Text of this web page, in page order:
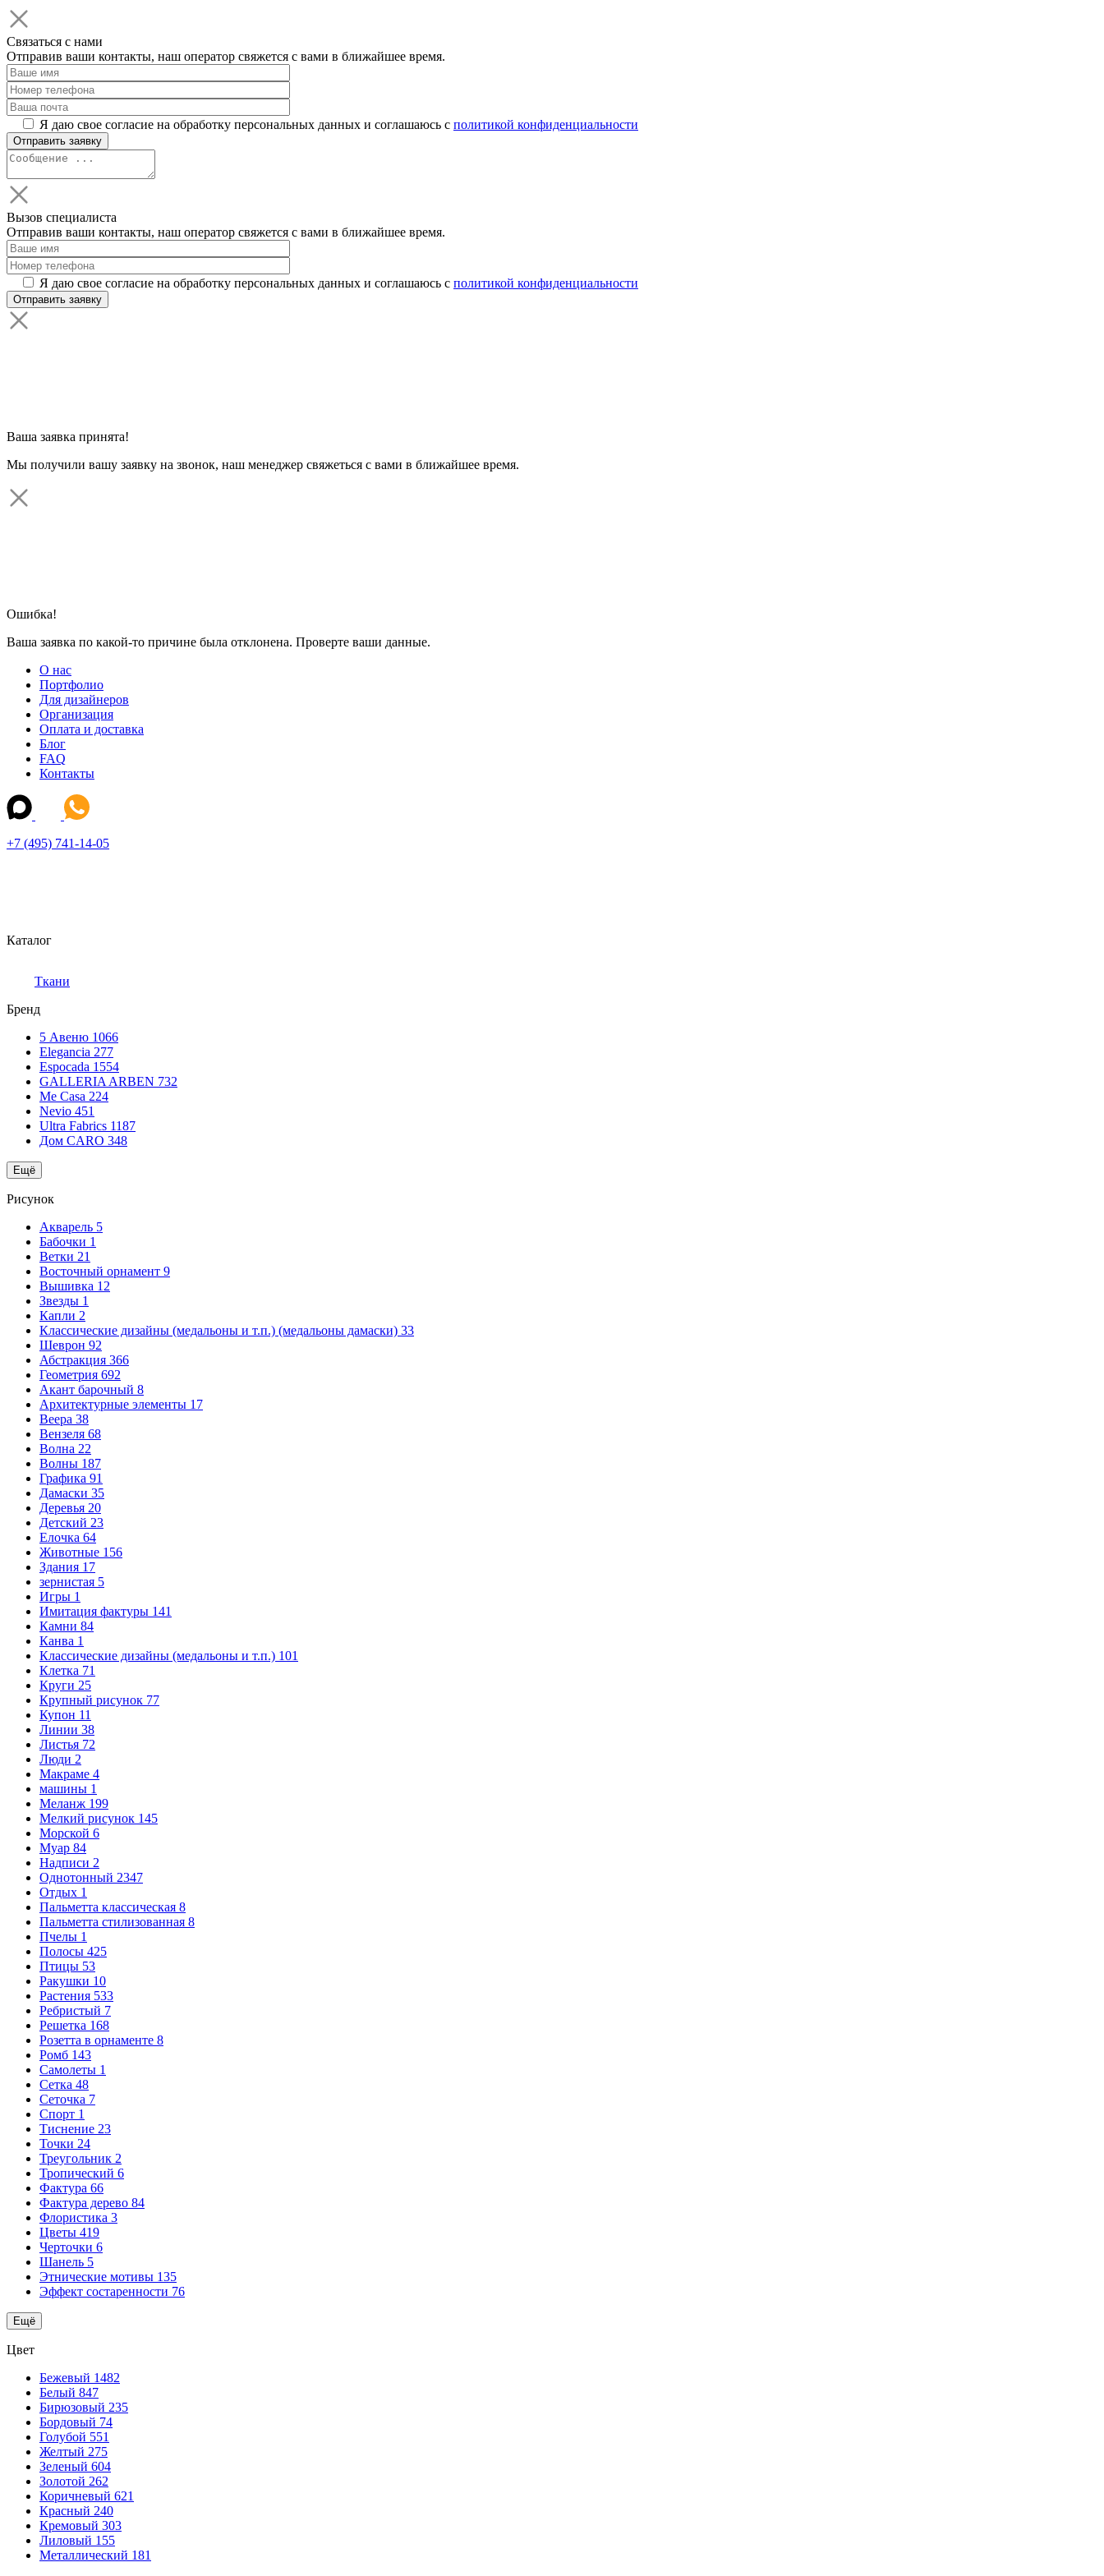
Связаться с нами
Отправив ваши контакты, наш оператор свяжется с вами в ближайшее время.
Я даю свое согласие на обработку персональных данных и соглашаюсь с политикой конфиденциальности
Вызов специалиста
Отправив ваши контакты, наш оператор свяжется с вами в ближайшее время.
Я даю свое согласие на обработку персональных данных и соглашаюсь с политикой конфиденциальности
Ваша заявка принята!
Мы получили вашу заявку на звонок, наш менеджер свяжеться с вами в ближайшее время.
Ошибка!
Ваша заявка по какой-то причине была отклонена. Проверте ваши данные.
О нас
Портфолио
Для дизайнеров
Организация
Оплата и доставка
Блог
FAQ
Контакты
+7 (495) 741-14-05
Каталог
Ткани
Бренд
5 Авеню 1066
Elegancia 277
Espocada 1554
GALLERIA ARBEN 732
Me Casa 224
Nevio 451
Ultra Fabrics 1187
Дом CARO 348
Ещё
Рисунок
Акварель 5
Бабочки 1
Ветки 21
Восточный орнамент 9
Вышивка 12
Звезды 1
Капли 2
Классические дизайны (медальоны и т.п.) (медальоны дамаски) 33
Шеврон 92
Абстракция 366
Геометрия 692
Акант барочный 8
Архитектурные элементы 17
Веера 38
Вензеля 68
Волна 22
Волны 187
Графика 91
Дамаски 35
Деревья 20
Детский 23
Елочка 64
Животные 156
Здания 17
зернистая 5
Игры 1
Имитация фактуры 141
Камни 84
Канва 1
Классические дизайны (медальоны и т.п.) 101
Клетка 71
Круги 25
Крупный рисунок 77
Купон 11
Линии 38
Листья 72
Люди 2
Макраме 4
машины 1
Меланж 199
Мелкий рисунок 145
Морской 6
Муар 84
Надписи 2
Однотонный 2347
Отдых 1
Пальметта классическая 8
Пальметта стилизованная 8
Пчелы 1
Полосы 425
Птицы 53
Ракушки 10
Растения 533
Ребристый 7
Решетка 168
Розетта в орнаменте 8
Ромб 143
Самолеты 1
Сетка 48
Сеточка 7
Спорт 1
Тиснение 23
Точки 24
Треугольник 2
Тропический 6
Фактура 66
Фактура дерево 84
Флористика 3
Цветы 419
Черточки 6
Шанель 5
Этнические мотивы 135
Эффект состаренности 76
Ещё
Цвет
Бежевый 1482
Белый 847
Бирюзовый 235
Бордовый 74
Голубой 551
Желтый 275
Зеленый 604
Золотой 262
Коричневый 621
Красный 240
Кремовый 303
Лиловый 155
Металлический 181